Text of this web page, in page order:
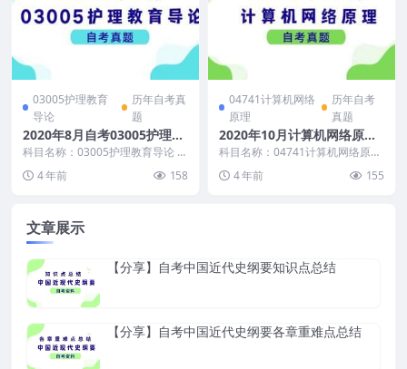
03005护理教育
导论
历年自考真
题
2020年8月自考03005护理教
育导论真题及答案
科目名称：03005护理教育导论 试
考试护理教...
4 年前 158
04741计算机网络
原理
历年自考
真题
2020年10月计算机网络原理
自考真题无答案
科目名称：04741计算机网络原理
自学考试计...
4 年前 155
文章展示
【分享】自考中国近代史纲要知识点总结
【分享】自考中国近代史纲要各章重难点总结